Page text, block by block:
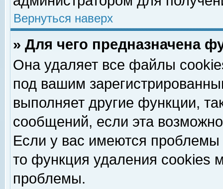
Вернуться наверх
» Для чего предназначена
Она удаляет все файлы
под вашим
выполняет другие функции,
сообщений, если эта
Если у вас имеются
то функция удаления cookies
проблемы.